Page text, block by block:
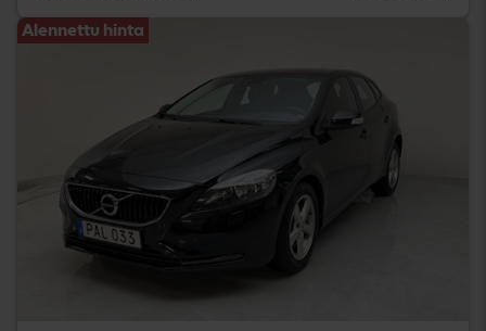
Alennettu hinta